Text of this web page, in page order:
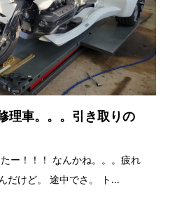
理車。。。引き取りの
ー！！！ なんかね。。。疲れ
だけど。 途中でさ。 ト...